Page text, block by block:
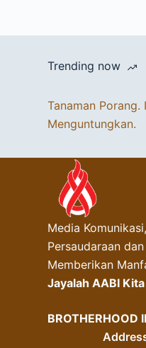
Trending now
Tanaman Porang.
Menguntungkan.
Media
Persaudaraan
Memberikan
Jayalah AABI Kita
BROTHERHOOD